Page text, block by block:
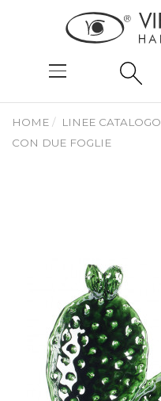
HOME LINEE CATALOGO
CON DUE FOGLIE